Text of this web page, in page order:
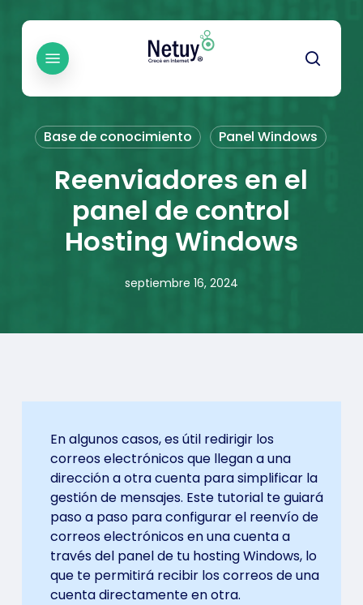
content
Menu
Base de conocimiento Panel Windows
Reenviadores en el
panel de control
Hosting Windows
septiembre 16, 2024
En algunos casos, es útil redirigir los
correos electrónicos que llegan a una
dirección a otra cuenta para simplificar la
gestión de mensajes. Este tutorial te guiará
paso a paso para configurar el reenvío de
correos electrónicos en una cuenta a
través del panel de tu hosting Windows, lo
que te permitirá recibir los correos de una
cuenta directamente en otra.